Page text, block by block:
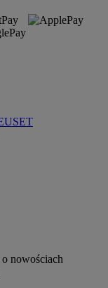
nowościach